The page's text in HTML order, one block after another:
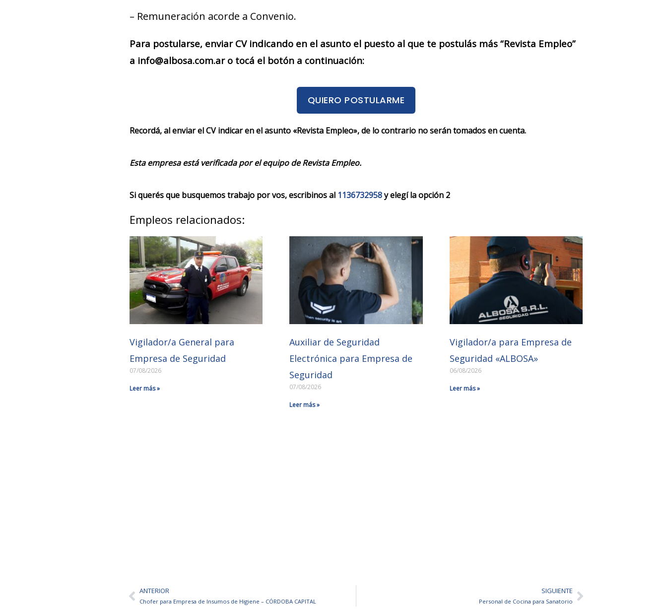
– Remuneración acorde a Convenio.
Para postularse, enviar CV indicando en el asunto el puesto al que te postulás más “Revista Empleo”
a info@albosa.com.ar o tocá el botón a continuación:
QUIERO POSTULARME
Recordá, al enviar el CV indicar en el asunto «Revista Empleo», de lo contrario no serán tomados en cuenta.
Esta empresa está verificada por el equipo de Revista Empleo.
Si querés que busquemos trabajo por vos, escribinos al 1136732958y elegí la opción 2
Empleos relacionados:
Vigilador/a General para
Empresa de Seguridad
07/08/2026
Leer más »
Auxiliar de Seguridad
Electrónica para Empresa de
Seguridad
07/08/2026
Leer más »
Vigilador/a para Empresa de
Seguridad «ALBOSA»
06/08/2026
Leer más »
AntANTERIOR
Chofer para Empresa de Insumos de Higiene – CÓRDOBA CAPITAL
SIGUIENTE
Personal de Cocina para SanatorioSiguiente